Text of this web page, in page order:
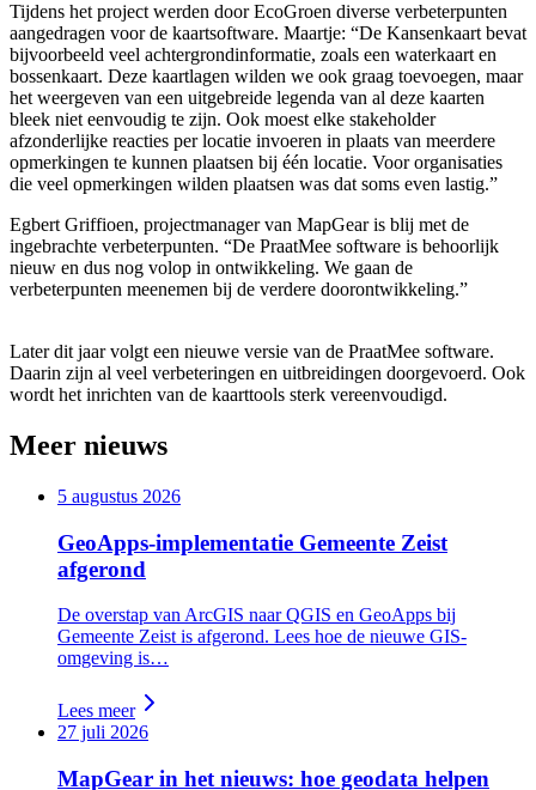
Tijdens het project werden door EcoGroen diverse verbeterpunten
aangedragen voor de kaartsoftware. Maartje: “De Kansenkaart bevat
bijvoorbeeld veel achtergrondinformatie, zoals een waterkaart en
bossenkaart. Deze kaartlagen wilden we ook graag toevoegen, maar
het weergeven van een uitgebreide legenda van al deze kaarten
bleek niet eenvoudig te zijn. Ook moest elke stakeholder
afzonderlijke reacties per locatie invoeren in plaats van meerdere
opmerkingen te kunnen plaatsen bij één locatie. Voor organisaties
die veel opmerkingen wilden plaatsen was dat soms even lastig.”
Egbert Griffioen, projectmanager van MapGear is blij met de
ingebrachte verbeterpunten. “De PraatMee software is behoorlijk
nieuw en dus nog volop in ontwikkeling. We gaan de
verbeterpunten meenemen bij de verdere doorontwikkeling.”
Later dit jaar volgt een nieuwe versie van de PraatMee software.
Daarin zijn al veel verbeteringen en uitbreidingen doorgevoerd. Ook
wordt het inrichten van de kaarttools sterk vereenvoudigd.
Meer nieuws
5 augustus 2026
GeoApps-implementatie Gemeente Zeist
afgerond
De overstap van ArcGIS naar QGIS en GeoApps bij
Gemeente Zeist is afgerond. Lees hoe de nieuwe GIS-
omgeving is…
Lees meer
27 juli 2026
MapGear in het nieuws: hoe geodata helpen